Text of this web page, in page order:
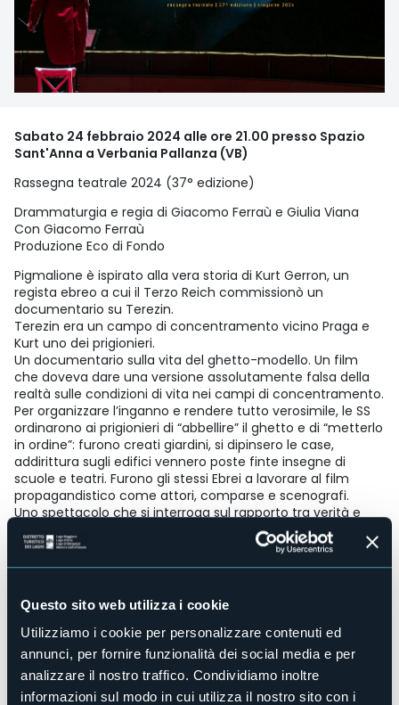
Questo sito web utilizza i cookie
Utilizziamo i cookie per personalizzare contenuti ed
annunci, per fornire funzionalità dei social media e per
analizzare il nostro traffico. Condividiamo inoltre
informazioni sul modo in cui utilizza il nostro sito con i
Sabato 24 febbraio 2024 alle ore 21.00 presso Spazio
Sant'Anna a Verbania Pallanza (VB)
Rassegna teatrale 2024 (37° edizione)
Drammaturgia e regia di Giacomo Ferraù e Giulia Viana
Con Giacomo Ferraù
Produzione Eco di Fondo
Pigmalione è ispirato alla vera storia di Kurt Gerron, un
regista ebreo a cui il Terzo Reich commissionò un
documentario su Terezin.
Terezin era un campo di concentramento vicino Praga e
Kurt uno dei prigionieri.
Un documentario sulla vita del ghetto-modello. Un film
che doveva dare una versione assolutamente falsa della
realtà sulle condizioni di vita nei campi di concentramento.
Per organizzare l’inganno e rendere tutto verosimile, le SS
ordinarono ai prigionieri di “abbellire” il ghetto e di “metterlo
in ordine”: furono creati giardini, si dipinsero le case,
addirittura sugli edifici vennero poste finte insegne di
scuole e teatri. Furono gli stessi Ebrei a lavorare al film
propagandistico come attori, comparse e scenografi.
Uno spettacolo che si interroga sul rapporto tra verità e
arte, sulla funzione sociale di una creazione artistica. Dove
si ferma l’onestà intellettuale di un artista? Qual è il dovere
etico rispetto ad una commissione, qualora l’artista
destinata alle masse?
Durata: 1h15
Abbonamento alla stagione: 6 spettacoli a € 80,00 (posti
numerati)
Prevendita abbonamenti presso lo Spazio S. Anna: sabato 2